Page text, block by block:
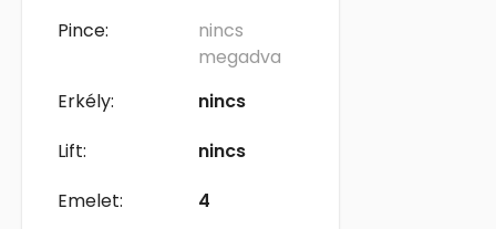
Pince:
nincs
megadva
Erkély:
nincs
Lift:
nincs
Emelet:
4